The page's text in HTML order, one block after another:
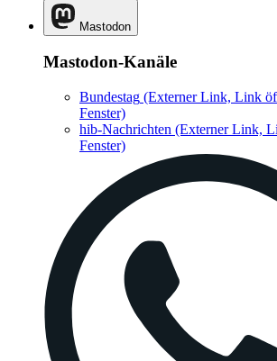
Mastodon
Mastodon-Kanäle
Bundestag (Externer Link, Link
Fenster)
hib-Nachrichten (Externer Link,
Fenster)